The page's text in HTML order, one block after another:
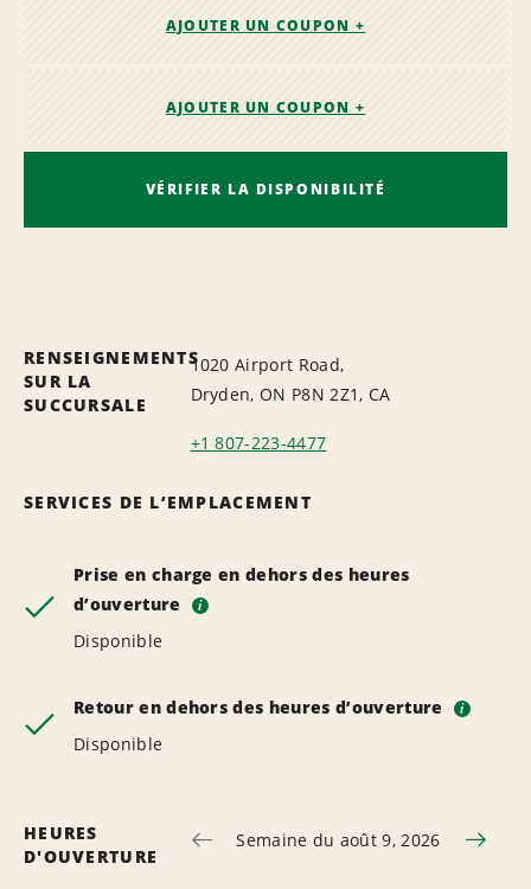
AJOUTER UN COUPON +
AJOUTER UN COUPON +
VÉRIFIER LA DISPONIBILITÉ
RENSEIGNEMENTS
SUR LA
SUCCURSALE
1020 Airport Road,
Dryden, ON P8N 2Z1, CA
+1 807-223-4477
SERVICES DE L’EMPLACEMENT
Prise en charge en dehors des heures
d’ouverture
i
Disponible
Retour en dehors des heures d’ouverture i
Disponible
HEURES
D'OUVERTURE
Semaine du août 9, 2026